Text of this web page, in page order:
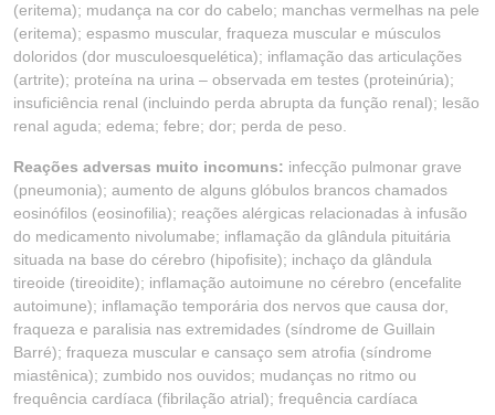
(eritema); mudança na cor do cabelo; manchas vermelhas na pele
(eritema); espasmo muscular, fraqueza muscular e músculos
doloridos (dor musculoesquelética); inflamação das articulações
(artrite); proteína na urina – observada em testes (proteinúria);
insuficiência renal (incluindo perda abrupta da função renal); lesão
renal aguda; edema; febre; dor; perda de peso.
Reações adversas muito incomuns: infecção pulmonar grave
(pneumonia); aumento de alguns glóbulos brancos chamados
eosinófilos (eosinofilia); reações alérgicas relacionadas à infusão
do medicamento nivolumabe; inflamação da glândula pituitária
situada na base do cérebro (hipofisite); inchaço da glândula
tireoide (tireoidite); inflamação autoimune no cérebro (encefalite
autoimune); inflamação temporária dos nervos que causa dor,
fraqueza e paralisia nas extremidades (síndrome de Guillain
Barré); fraqueza muscular e cansaço sem atrofia (síndrome
miastênica); zumbido nos ouvidos; mudanças no ritmo ou
frequência cardíaca (fibrilação atrial); frequência cardíaca